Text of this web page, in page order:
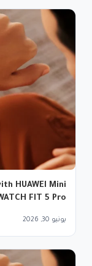
HUAWEI Mini
FIT 5 Pro
يونيو 30, 2026